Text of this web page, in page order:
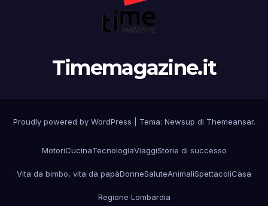
Timemagazine.it
Proudly powered by WordPress Tema: Newsup di Themeansar.
MotoriCucinaTecnologiaViaggiStorie di successo
Vita da bimbo, vita da papàDonneSaluteAnimaliSpettacoliCasa
Regione Lombardia